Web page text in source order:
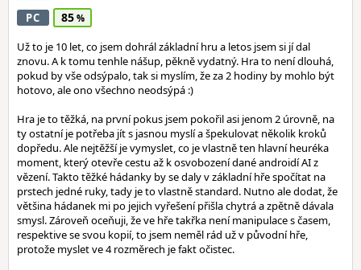
PC 85
Už to je 10 let, co jsem dohrál základní hru a letos jsem si jí dal
znovu. A k tomu tenhle nášup, pěkně vydatný. Hra to není dlouhá,
pokud by vše odsýpalo, tak si myslím, že za 2 hodiny by mohlo být
hotovo, ale ono všechno neodsýpá :)
Hra je to těžká, na první pokus jsem pokořil asi jenom 2 úrovně, na
ty ostatní je potřeba jít s jasnou myslí a špekulovat několik kroků
dopředu. Ale nejtěžší je vymyslet, co je vlastně ten hlavní heuréka
moment, který otevře cestu až k osvobození dané androidí AI z
vězení. Takto těžké hádanky by se daly v základní hře spočítat na
prstech jedné ruky, tady je to vlastně standard. Nutno ale dodat, že
většina hádanek mi po jejich vyřešení přišla chytrá a zpětně dávala
smysl. Zároveň oceňuji, že ve hře takřka není manipulace s časem,
respektive se svou kopií, to jsem neměl rád už v původní hře,
protože myslet ve 4 rozměrech je fakt očistec.